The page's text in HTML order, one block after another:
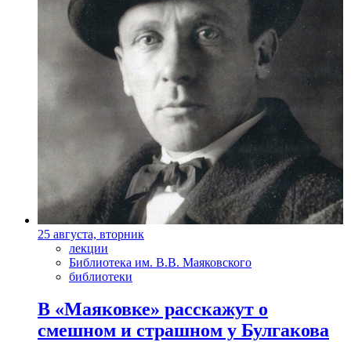
25 августа, вторник
лекции
Библиотека им. В.В. Маяковского
библиотеки
В «Маяковке» расскажут о
смешном и страшном у Булгакова